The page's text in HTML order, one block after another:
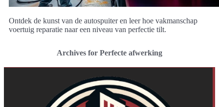
Ontdek de kunst van de autospuiter en leer hoe vakmanschap
voertuig reparatie naar een niveau van perfectie tilt.
Archives for Perfecte afwerking